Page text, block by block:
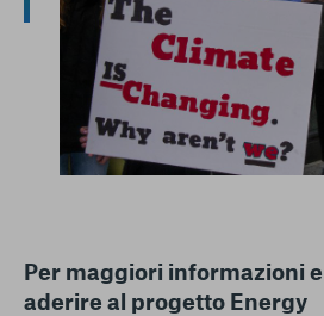
Per maggiori informazioni e
aderire al progetto Energy